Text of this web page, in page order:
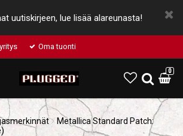
uutiskirjeen, lue lisää alareunasta!
Oma tuonti
0
Metallica Standard Patch: